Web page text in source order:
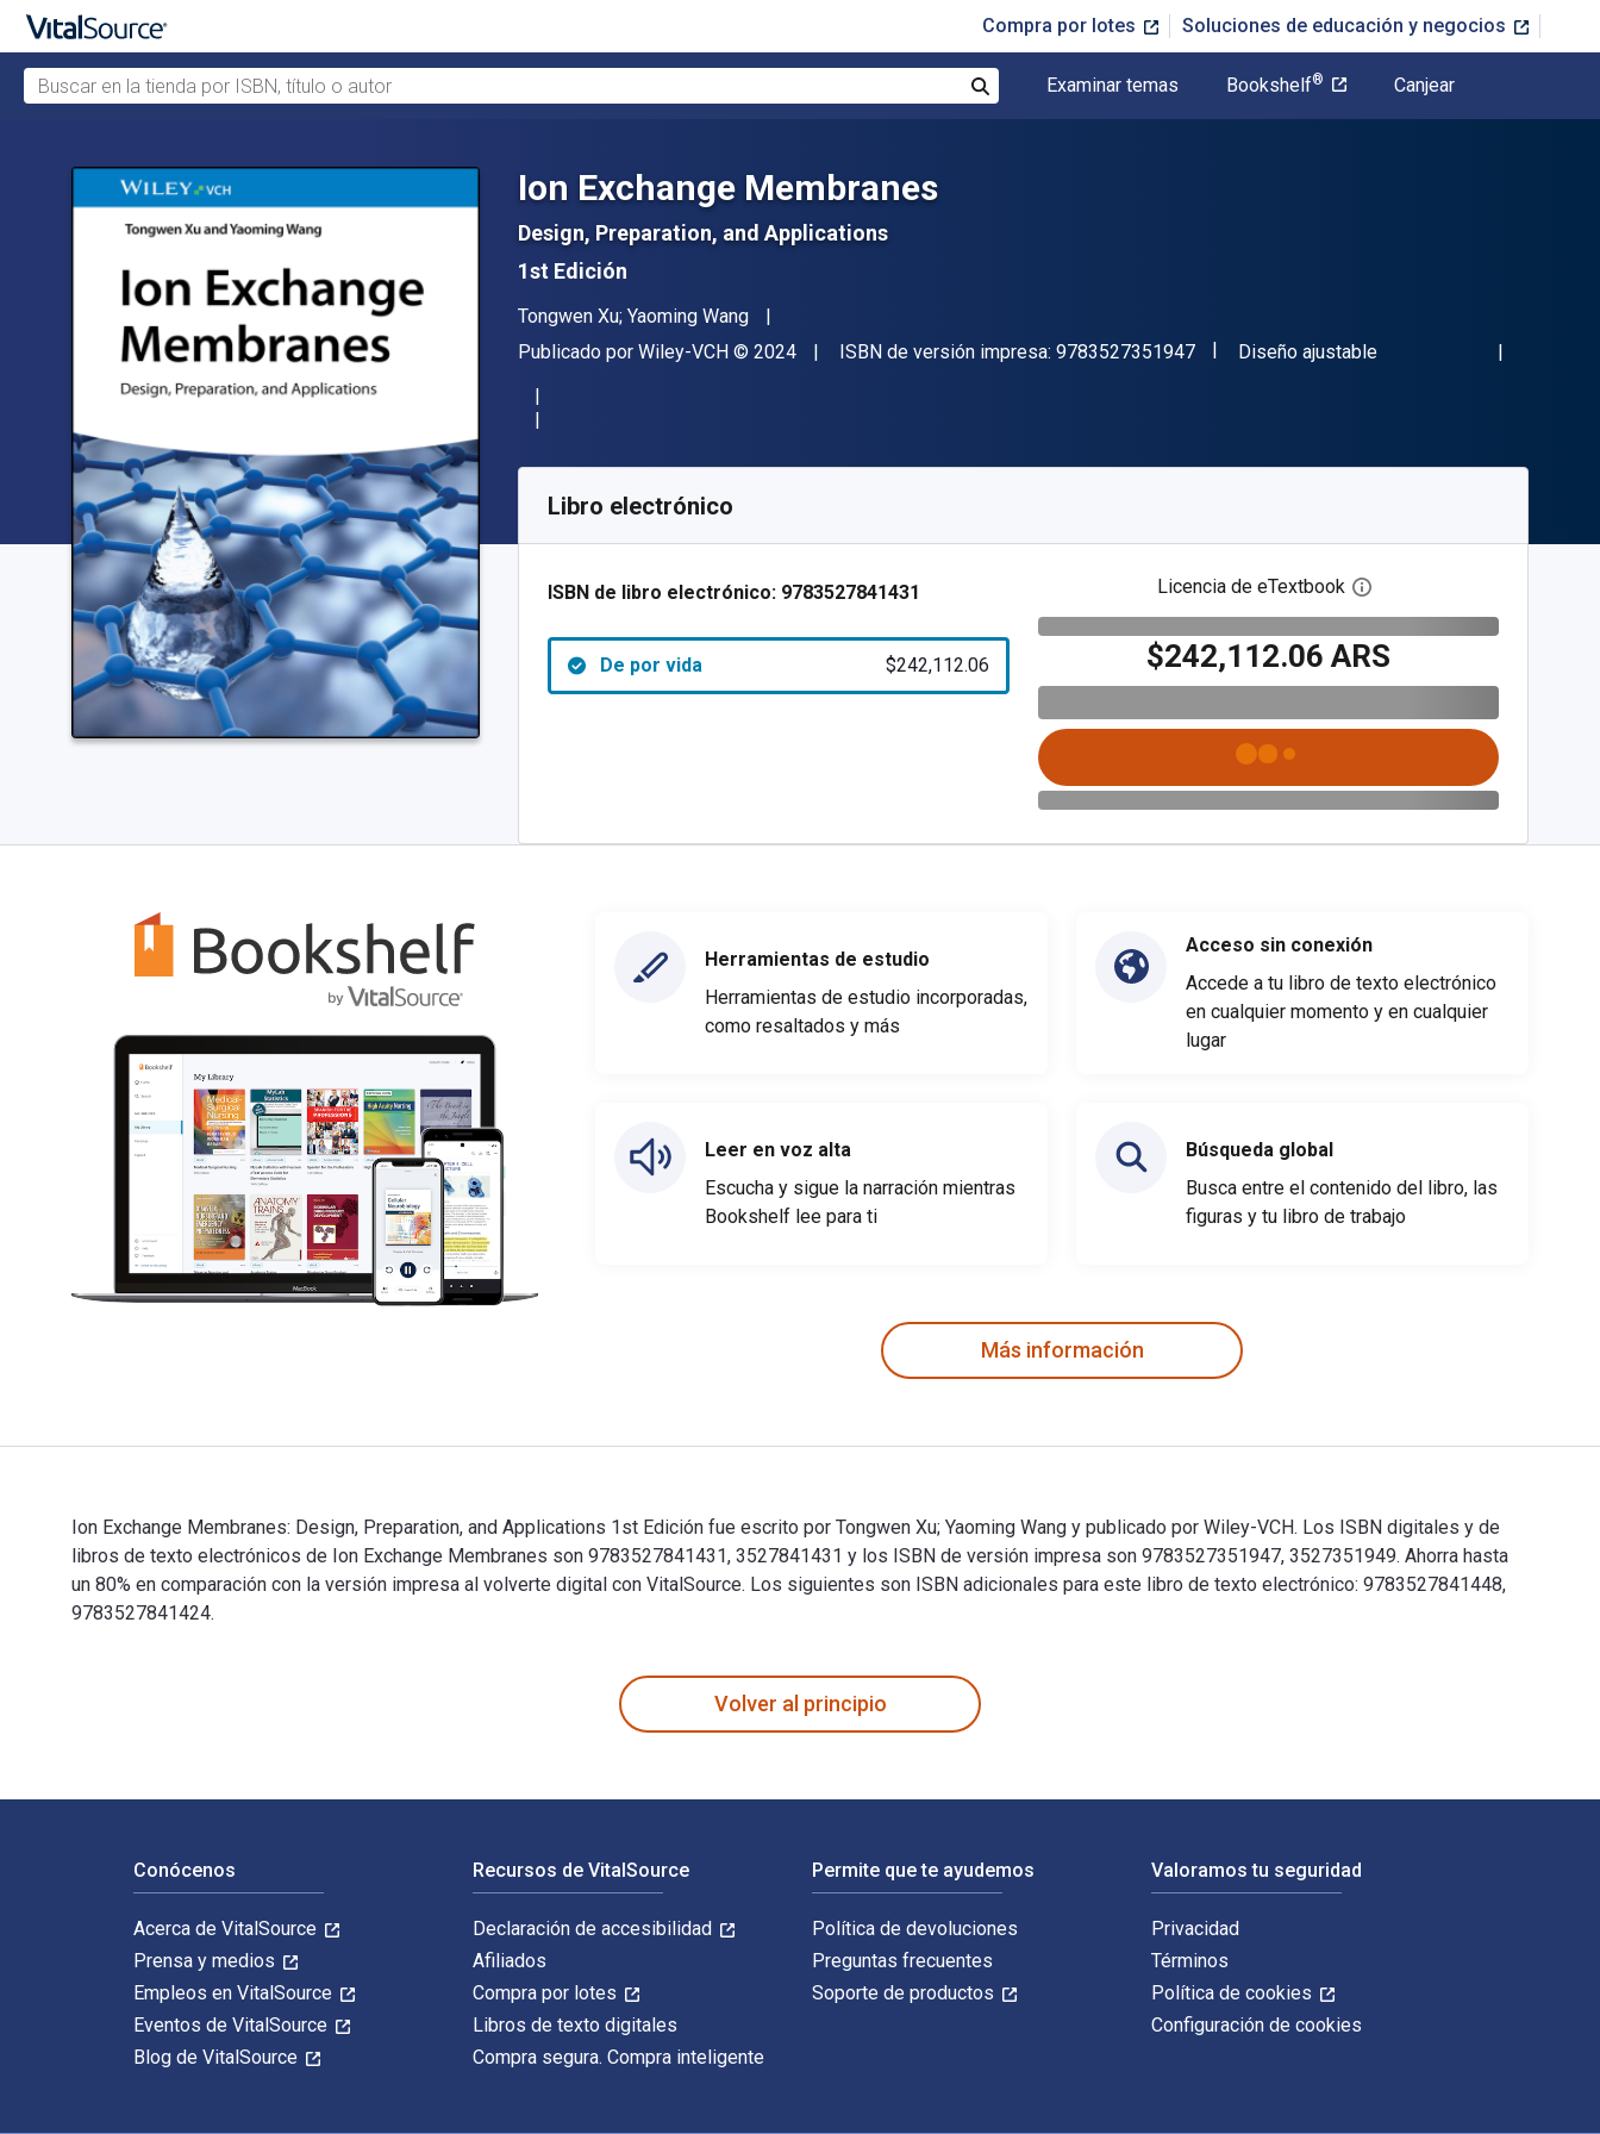
Compra por lotes Soluciones de educación y negocios
Buscar en la tienda por ISBN, título o autor
Examinar temas Bookshelf® Canjear
Ion Exchange Membranes
Design, Preparation, and Applications
1st Edición
Autor(es)
Tongwen Xu; Yaoming Wang
Editor
Publicado por Wiley-VCH Copyright
© 2024 ISBN de versión impresa: 9783527351947"ISBN-13 9783527351947"
Formato
Diseño ajustable
SKU:
Libro electrónico
ISBN de libro electrónico: 9783527841431
De por vida $242,112.06
Licencia de eTextbook Abre el cuadro de diálogo
$242,112.06 ARS
Herramientas de estudio
Herramientas de estudio incorporadas,
como resaltados y más
Leer en voz alta
Escucha y sigue la narración mientras
Bookshelf lee para ti
Acceso sin conexión
Accede a tu libro de texto electrónico
en cualquier momento y en cualquier
lugar
Búsqueda global
Busca entre el contenido del libro, las
figuras y tu libro de trabajo
Más información
Ion Exchange Membranes: Design, Preparation, and Applications 1st Edición fue escrito por Tongwen Xu; Yaoming Wang y publicado por Wiley-VCH. Los ISBN digitales y de
libros de texto electrónicos de Ion Exchange Membranes son 9783527841431, 3527841431 y los ISBN de versión impresa son 9783527351947, 3527351949. Ahorra hasta
un 80% en comparación con la versión impresa al volverte digital con VitalSource. Los siguientes son ISBN adicionales para este libro de texto electrónico: 9783527841448,
9783527841424.
Volver al principio
Conócenos
Acerca de VitalSource
Prensa y medios
Empleos en VitalSource
Eventos de VitalSource
Blog de VitalSource
Recursos de VitalSource
Declaración de accesibilidad
Afiliados
Compra por lotes
Libros de texto digitales
Compra segura. Compra inteligente
Permite que te ayudemos
Política de devoluciones
Preguntas frecuentes
Soporte de productos
Valoramos tu seguridad
Privacidad
Términos
Política de cookies
Configuración de cookies